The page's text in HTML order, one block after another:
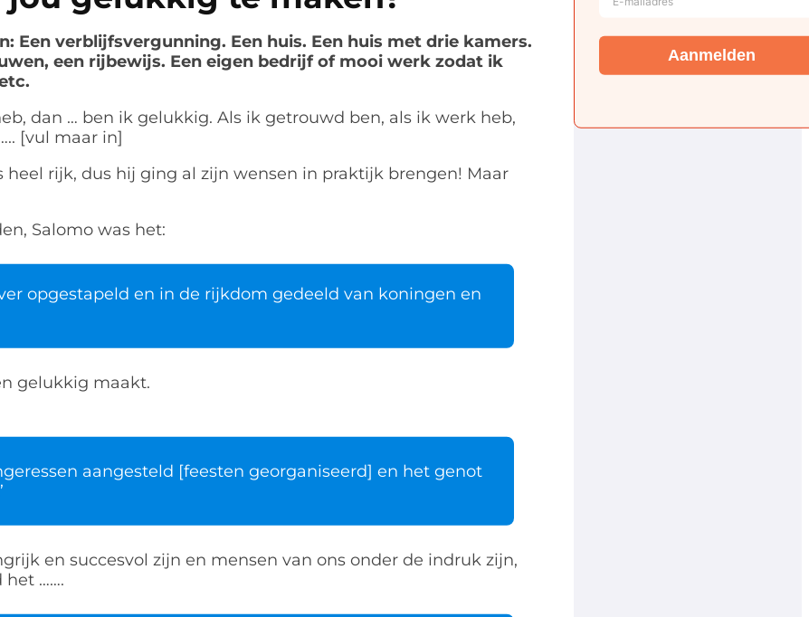
Een verblijfsvergunning. Een huis. Een huis met drie kamers.
een rijbewijs. Een eigen bedrijf of mooi werk zodat ik
dan … ben ik gelukkig. Als ik getrouwd ben, als ik werk heb,
[vul maar in]
heel rijk, dus hij ging al zijn wensen in praktijk brengen! Maar
Salomo was het:
opgestapeld en in de rijkdom gedeeld van koningen en
gelukkig maakt.
aangesteld [feesten georganiseerd] en het genot
en succesvol zijn en mensen van ons onder de indruk zijn,
het …….
Aanmelden